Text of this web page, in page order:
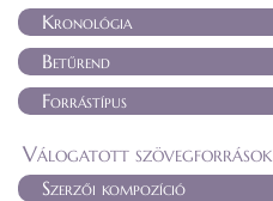
Kronológia
Betűrend
Forrástípus
Válogatott szövegforrások
Szerzői kompozíció